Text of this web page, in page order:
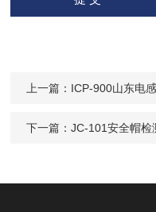
上一篇： ICP-900山东电
下一篇：JC-101安全帽检